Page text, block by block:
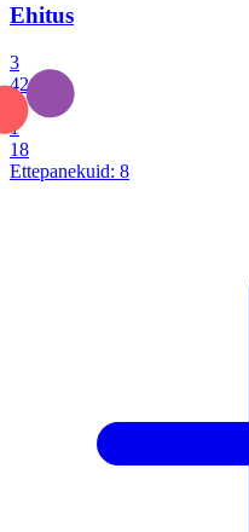
Ehitus
3
42
1
18
Ettepanekuid: 8